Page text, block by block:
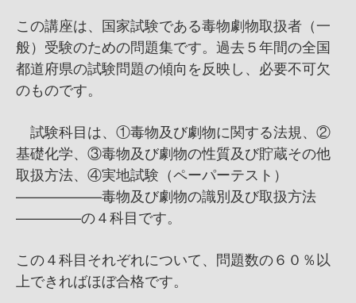
この講座は、国家試験である毒物劇物取扱者（一
般）受験のための問題集です。過去５年間の全国
都道府県の試験問題の傾向を反映し、必要不可欠
のものです。
試験科目は、①毒物及び劇物に関する法規、②
基礎化学、③毒物及び劇物の性質及び貯蔵その他
取扱方法、④実地試験（ペーパーテスト）
——————毒物及び劇物の識別及び取扱方法
————–の４科目です。
この４科目それぞれについて、問題数の６０％以
上できればほぼ合格です。